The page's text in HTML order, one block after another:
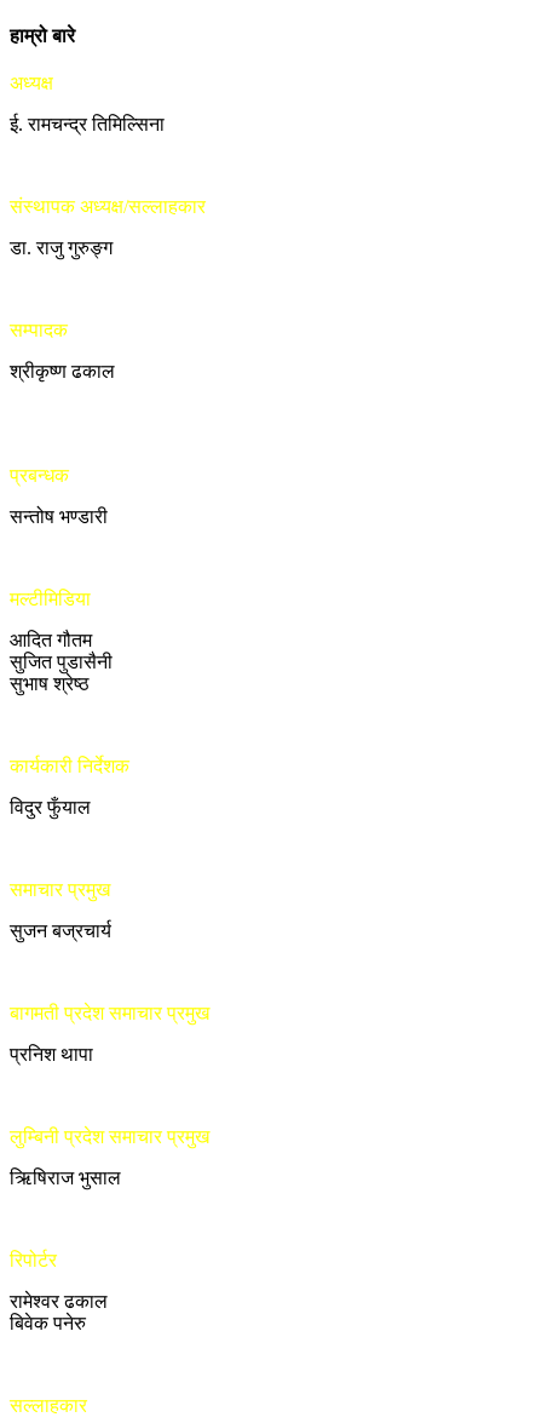
हाम्रो बारे
अध्यक्ष
ई. रामचन्द्र तिमिल्सिना
संस्थापक अध्यक्ष/सल्लाहकार
डा. राजु गुरुङ्ग
सम्पादक
श्रीकृष्ण ढकाल
प्रबन्धक
सन्तोष भण्डारी
मल्टीमिडिया
आदित गौतम
सुजित पुडासैनी
सुभाष श्रेष्ठ
कार्यकारी निर्देशक
विदुर फुँयाल
समाचार प्रमुख
सुजन बज्रचार्य
बागमती प्रदेश समाचार प्रमुख
प्रनिश थापा
लुम्बिनी प्रदेश समाचार प्रमुख
ऋिषिराज भुसाल
रिपोर्टर
रामेश्वर ढकाल
बिवेक पनेरु
सल्लाहकार